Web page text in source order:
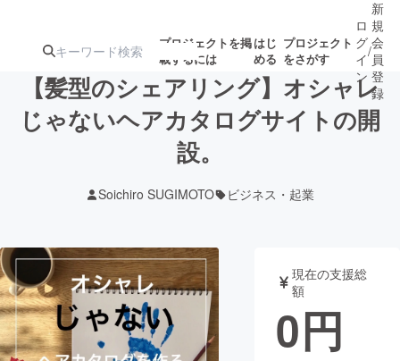
プロジェクトを掲
載するには
はじ
める
プロジェクト
をさがす
注目の新着プロ
テクノロジー・ガジェット
映像・映画 書籍・雑誌
ロ
グ
イ
ン
/
新
規
会
員
登
録
【髪型のシェアリング】オシャレ
じゃないヘアカタログサイトの開
設。
Soichiro SUGIMOTO ビジネス・起業
現在の支援総
額
0円